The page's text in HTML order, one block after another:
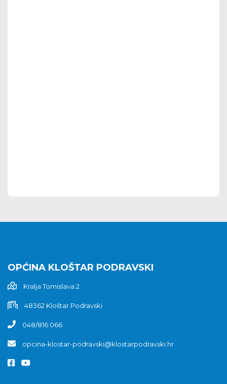
OPĆINA KLOŠTAR PODRAVSKI
Kralja Tomislava 2
48362 Kloštar Podravski
048/816 066
opcina-klostar-podravski@klostarpodravski.hr